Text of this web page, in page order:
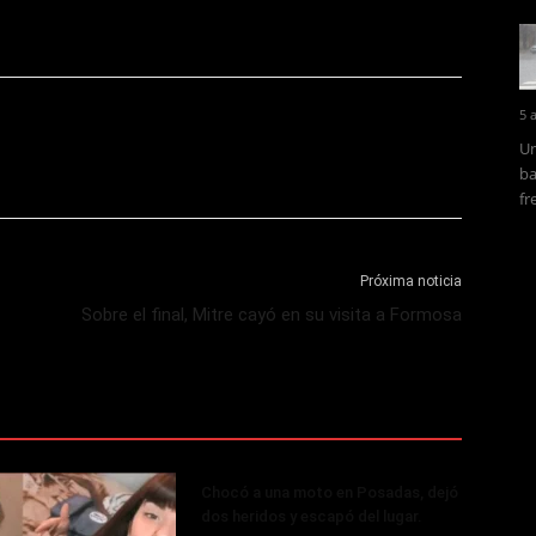
Próxima noticia
Sobre el final, Mitre cayó en su visita a Formosa
5